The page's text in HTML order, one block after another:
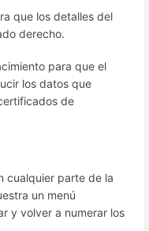
que los detalles del
derecho.
para que el
los datos que
de
cualquier parte de la
un menú
y volver a numerar los